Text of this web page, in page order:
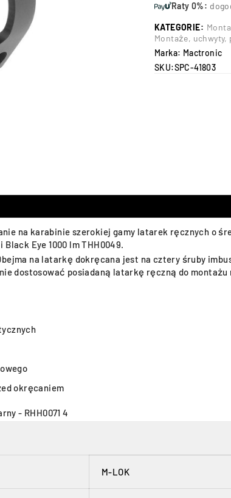
Raty 0%:
KATEGORIE:
Montaże, uchwyty,
Marka: Mactronic
SKU:SPC-41803
na karabinie szerokiej gamy latarek ręcznych o
Eye 1000 lm THH0049.
na latarkę dokręcana jest na cztery śruby
dostosować posiadaną latarkę ręczną do montażu
okręcaniem
M-LOK